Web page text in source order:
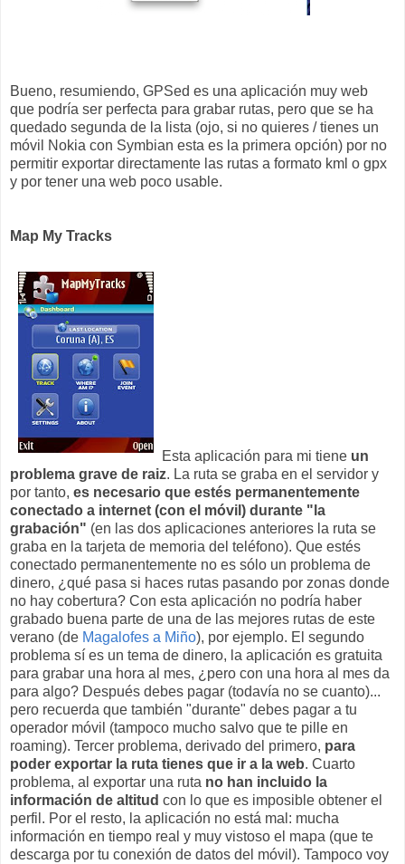
Bueno, resumiendo, GPSed es una aplicación muy web
que podría ser perfecta para grabar rutas, pero que se ha
quedado segunda de la lista (ojo, si no quieres / tienes un
móvil Nokia con Symbian esta es la primera opción) por no
permitir exportar directamente las rutas a formato kml o gpx
y por tener una web poco usable.
Map My Tracks
Esta aplicación para mi tiene un
problema grave de raiz. La ruta se graba en el servidor y
por tanto, es necesario que estés permanentemente
conectado a internet (con el móvil) durante "la
grabación" (en las dos aplicaciones anteriores la ruta se
graba en la tarjeta de memoria del teléfono). Que estés
conectado permanentemente no es sólo un problema de
dinero, ¿qué pasa si haces rutas pasando por zonas donde
no hay cobertura? Con esta aplicación no podría haber
grabado buena parte de una de las mejores rutas de este
verano (de Magalofes a Miño), por ejemplo. El segundo
problema sí es un tema de dinero, la aplicación es gratuita
para grabar una hora al mes, ¿pero con una hora al mes da
para algo? Después debes pagar (todavía no se cuanto)...
pero recuerda que también "durante" debes pagar a tu
operador móvil (tampoco mucho salvo que te pille en
roaming). Tercer problema, derivado del primero, para
poder exportar la ruta tienes que ir a la web. Cuarto
problema, al exportar una ruta no han incluido la
información de altitud con lo que es imposible obtener el
perfil. Por el resto, la aplicación no está mal: mucha
información en tiempo real y muy vistoso el mapa (que te
descarga por tu conexión de datos del móvil). Tampoco voy